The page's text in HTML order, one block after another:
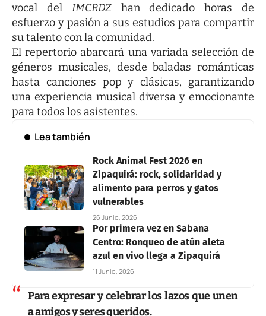
vocal del IMCRDZhan dedicado horas de
esfuerzo y pasión a sus estudios para compartir
su talento con la comunidad.
El repertorio abarcará una variada selección de
géneros musicales, desde baladas románticas
hasta canciones pop y clásicas, garantizando
una experiencia musical diversa y emocionante
para todos los asistentes.
Lea también
Rock Animal Fest 2026 en
Zipaquirá: rock, solidaridad y
alimento para perros y gatos
vulnerables
26 Junio, 2026
Por primera vez en Sabana
Centro: Ronqueo de atún aleta
azul en vivo llega a Zipaquirá
11 Junio, 2026
Para expresar y celebrar los lazos que unen
a amigos y seres queridos.